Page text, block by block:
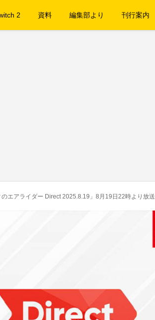
2 資料 編集部より 刊行案内
ー Direct 2025.8.19」8月19日22時より放送決定。Xアカウントも開設！